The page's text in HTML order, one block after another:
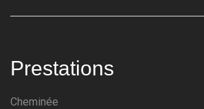
Prestations
Cheminée